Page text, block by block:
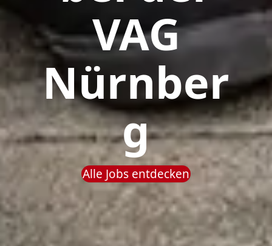
VAG
Nürnber
g
Alle Jobs entdecken